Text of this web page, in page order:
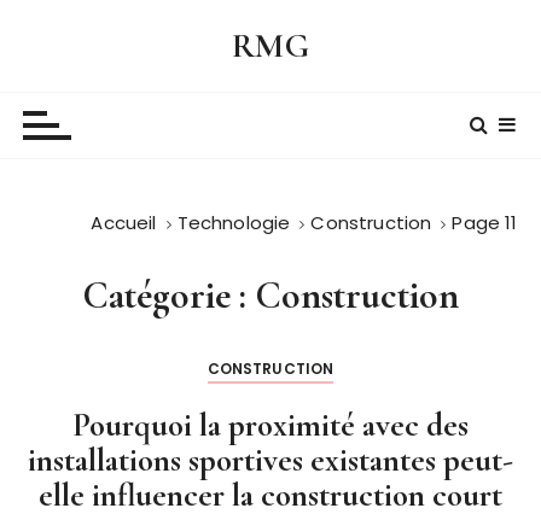
RMG
Accueil Technologie Construction Page 11
Catégorie : Construction
CONSTRUCTION
Pourquoi la proximité avec des
installations sportives existantes peut-
elle influencer la construction court